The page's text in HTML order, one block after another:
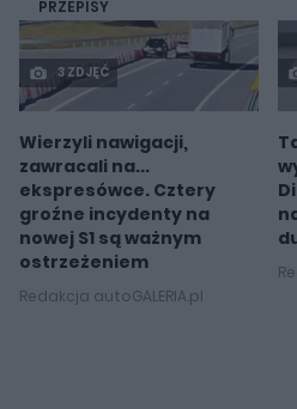
PRZEPISY
3 ZDJĘĆ
Wierzyli nawigacji,
zawracali na...
ekspresówce. Cztery
groźne incydenty na
nowej S1 są ważnym
ostrzeżeniem
Redakcja autoGALERIA.pl